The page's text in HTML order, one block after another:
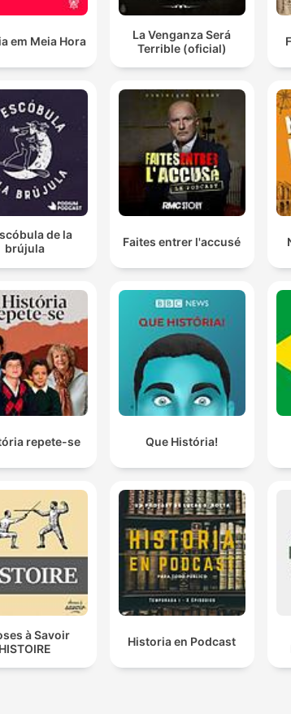
em Meia Hora
La Venganza Será
Terrible (oficial)
de la
brújula
Faites entrer l'accusé
repete-se Que História!
à Savoir
Historia en Podcast